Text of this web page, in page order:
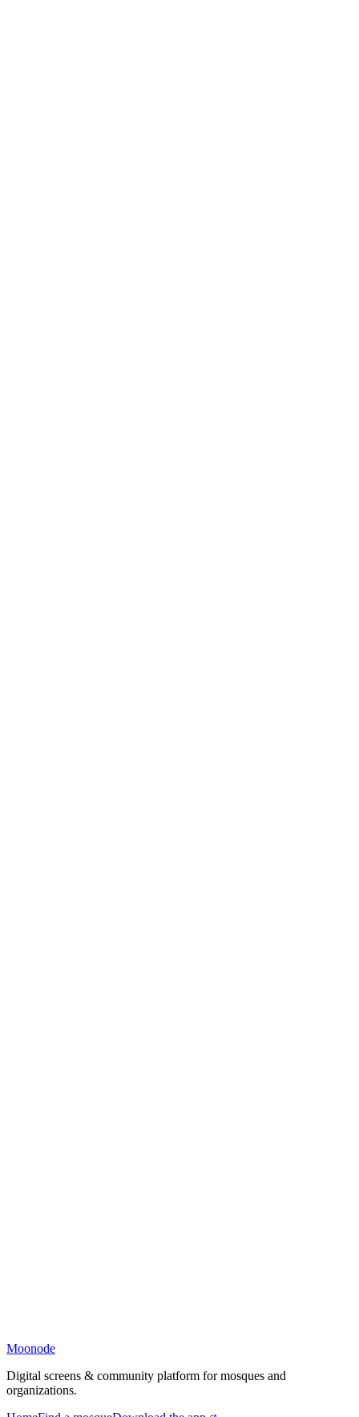
Moonode
Digital screens & community platform for mosques and
organizations.